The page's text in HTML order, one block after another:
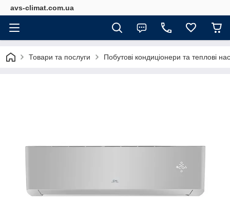
avs-climat.com.ua
Товари та послуги Побутові кондиціонери та теплові